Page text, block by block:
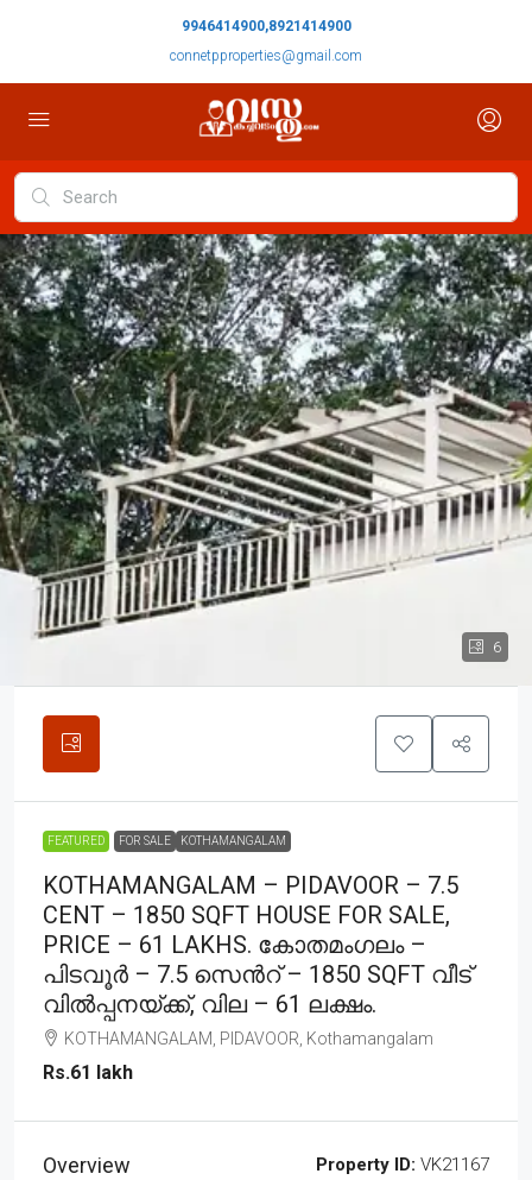
9946414900,8921414900
connetpproperties@gmail.com
6
FEATURED FOR SALE KOTHAMANGALAM
KOTHAMANGALAM – PIDAVOOR – 7.5
CENT – 1850 SQFT HOUSE FOR SALE,
PRICE – 61 LAKHS. കോതമംഗലം –
പിടവൂർ – 7.5 സെൻറ് – 1850 SQFT വീട്
വിൽപ്പനയ്ക്ക്, വില – 61 ലക്ഷം.
KOTHAMANGALAM, PIDAVOOR, Kothamangalam
Rs.61 lakh
Overview Property ID: VK21167